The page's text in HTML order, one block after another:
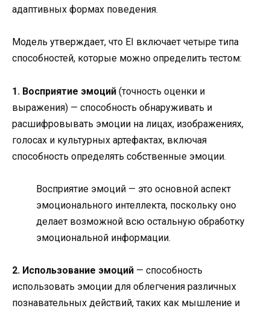
адаптивных формах поведения.
Модель утверждает, что EI включает четыре типа
способностей, которые можно определить тестом:
1. Восприятие эмоций (точность оценки и
выражения) — способность обнаруживать и
расшифровывать эмоции на лицах, изображениях,
голосах и культурных артефактах, включая
способность определять собственные эмоции.
Восприятие эмоций — это основной аспект
эмоционального интеллекта, поскольку оно
делает возможной всю остальную обработку
эмоциональной информации.
2. Использование эмоций — способность
использовать эмоции для облегчения различных
познавательных действий, таких как мышление и